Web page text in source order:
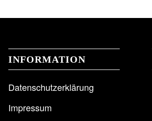
INFORMATION
Datenschutzerklärung
Impressum